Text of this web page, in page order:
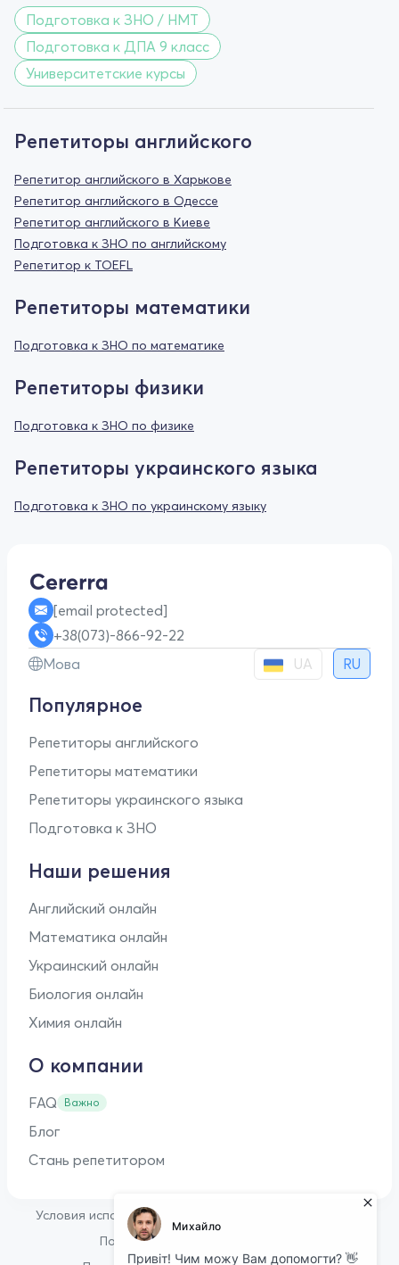
Подготовка к ЗНО / НМТ
Подготовка к ДПА 9 класс
Университетские курсы
Репетиторы английского
Репетитор английского в Харькове
Репетитор английского в Одессе
Репетитор английского в Киеве
Подготовка к ЗНО по английскому
Репетитор к TOEFL
Репетиторы математики
Подготовка к ЗНО по математике
Репетиторы физики
Подготовка к ЗНО по физике
Репетиторы украинского языка
Подготовка к ЗНО по украинскому языку
[email protected]
+38(073)-866-92-22
Мова
UA RU
Популярное
Репетиторы английского
Репетиторы математики
Репетиторы украинского языка
Подготовка к ЗНО
Наши решения
Английский онлайн
Математика онлайн
Украинский онлайн
Биология онлайн
Химия онлайн
О компании
FAQ Важно
Блог
Стань репетитором
Условия использования
Политика конфиденциальности